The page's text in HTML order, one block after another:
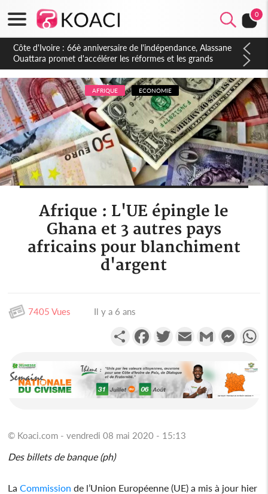
0
Côte d'Ivoire : À Abidjan, Amadou Oury Bah admire le modèle
ivoirien et veut s'en inspirer pour accélérer le développement
de la Guinée
AFRIQUE ECONOMIE
Afrique : L'UE épingle le
Ghana et 3 autres pays
africains pour blanchiment
d'argent
7405 Vues Il y a 6 ans
PartagerFacebookTwitterEmail Gmail
© Koaci.com - vendredi 08 mai 2020 - 15:13
Des billets de banque (ph)
La Commission de l’Union Européenne (UE) a mis à jour hier